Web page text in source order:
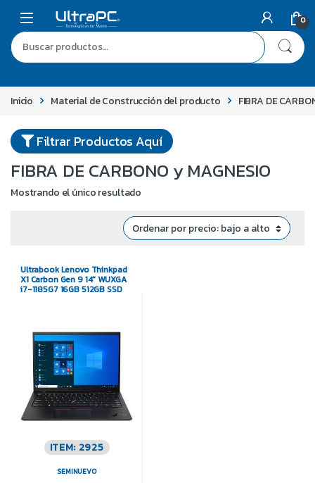
0
Inicio Material de Construcción del producto FIBRA DE
Filtrar Productos Aquí
FIBRA DE CARBONO y MAGNESIO
Mostrando el único resultado
Ultrabook Lenovo Thinkpad
X1 Carbon Gen 9 14″ WUXGA
i7-1185G7 16GB 512GB SSD
ITEM: 2925
SEMINUEVO